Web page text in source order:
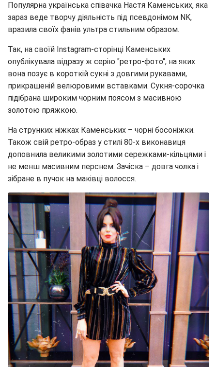
Популярна українська співачка Настя Каменських, яка
зараз веде творчу діяльність під псевдонімом NK,
вразила своїх фанів ультра стильним образом.
Так, на своїй Instagram-сторінці Каменських
опублікувала відразу ж серію "ретро-фото", на яких
вона позує в короткій сукні з довгими рукавами,
прикрашеній велюровими вставками. Сукня-сорочка
підібрана широким чорним поясом з масивною
золотою пряжкою.
На струнких ніжках Каменських – чорні босоніжки.
Також свій ретро-образ у стилі 80-х виконавиця
доповнила великими золотими сережками-кільцями і
не менш масивним перснем. Зачіска – довга чолка і
зібране в пучок на маківці волосся.